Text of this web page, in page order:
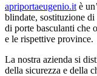
apriportaeugenio.it è
blindate, sostituzione di
di porte basculanti che
e le rispettive province.
La nostra azienda si
della sicurezza e della